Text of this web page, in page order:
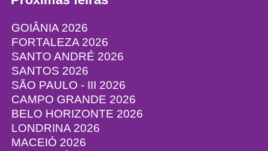
GOIÂNIA 2026
FORTALEZA 2026
SANTO ANDRÉ 2026
SANTOS 2026
SÃO PAULO - III 2026
CAMPO GRANDE 2026
BELO HORIZONTE 2026
LONDRINA 2026
MACEIÓ 2026